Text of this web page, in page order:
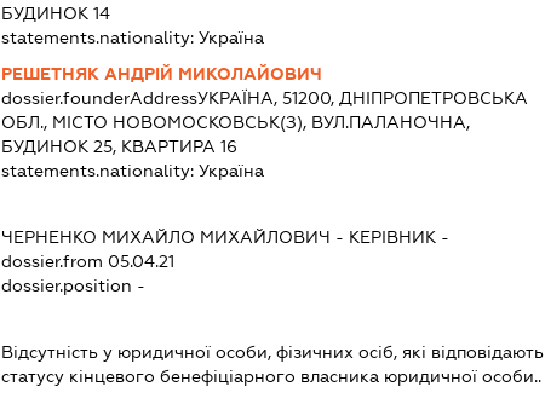
БУДИНОК 14
statements.nationality: Україна
РЕШЕТНЯК АНДРІЙ МИКОЛАЙОВИЧ
dossier.founderAddressУКРАЇНА, 51200, ДНІПРОПЕТРОВСЬКА
ОБЛ., МІСТО НОВОМОСКОВСЬК(З), ВУЛ.ПАЛАНОЧНА,
БУДИНОК 25, КВАРТИРА 16
statements.nationality: Україна
ЧЕРНЕНКО МИХАЙЛО МИХАЙЛОВИЧ - КЕРІВНИК -
dossier.from 05.04.21
dossier.position -
Відсутність у юридичної особи, фізичних осіб, які відповідають
статусу кінцевого бенефіціарного власника юридичної особи..